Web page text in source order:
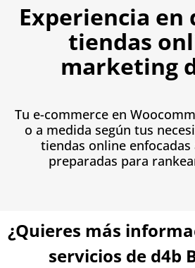
Experiencia en
tiendas
marketing
Tu e-commerce en
o a medida según tus
tiendas online enfocadas
preparadas para
¿Quieres más
servicios de d4b